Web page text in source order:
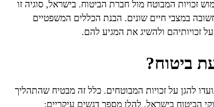
המבוטח מול חברת הביטוח. בישראל, סוגיה זו
במצבי חיים שונים. הבנת הכללים המשפטיים
זכויותיהם ולהשיג את המגיע להם.
ביטוח?
להגן על זכויות המבוטחים. כלל זה מבטיח שהתהליך
הביטוח בישראל. להלן מספר דגשים עיקריים: